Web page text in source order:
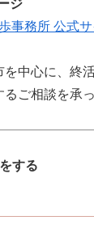
ジ
事務所 公式サ
を中心に、終
ご相談を承
する